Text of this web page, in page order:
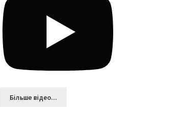
Більшe відео...